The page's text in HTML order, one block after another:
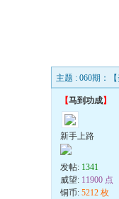
主题 : 060期：
【马到功成】
新手上路
发帖: 1341
威望: 11900 点
铜币: 5212 枚